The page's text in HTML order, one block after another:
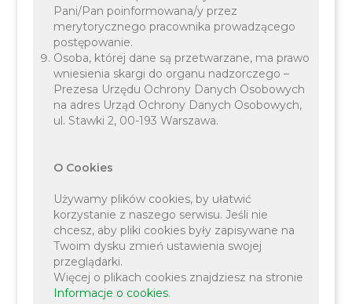
Akcja ratownicza z udziałem arborysty – unikalne
pokazy na wysokościach.
Strefa bezpieczeństwa motocyklowego –
bezpieczna jazda i pierwsza pomoc.
Prawdy i mity o utonięciu – kluczowa wiedza przed
zbliżającymi się wakacjami.
Sekcja edukacyjna
Pani/Pan poinformowana/y przez
merytorycznego pracownika prowadzącego
postępowanie.
Osoba, której dane są przetwarzane, ma prawo
wniesienia skargi do organu nadzorczego –
Prezesa Urzędu Ochrony Danych Osobowych
na adres Urząd Ochrony Danych Osobowych,
ul. Stawki 2, 00-193 Warszawa.
O Cookies
Używamy plików cookies, by ułatwić
korzystanie z naszego serwisu. Jeśli nie
chcesz, aby pliki cookies były zapisywane na
Twoim dysku zmień ustawienia swojej
przeglądarki.
Więcej o plikach cookies znajdziesz na stronie
Informacje o cookies.